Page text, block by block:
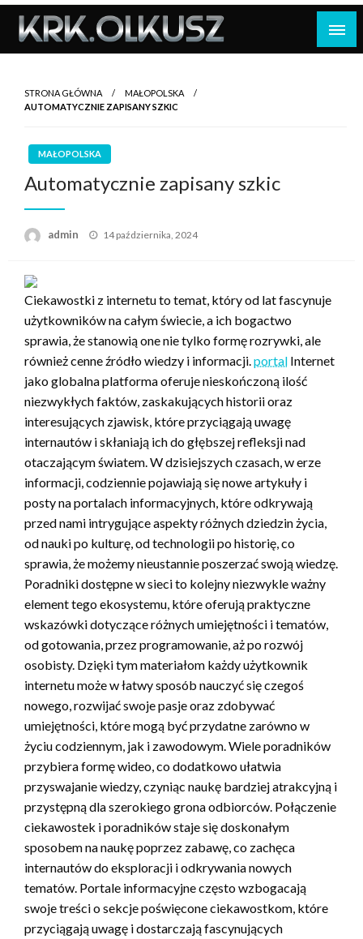
Skip
content
STRONA GŁÓWNA
MAŁOPOLSKA
AUTOMATYCZNIE ZAPISANY SZKIC
MAŁOPOLSKA
Automatycznie zapisany szkic
admin
Opublikowane
14 października, 2024
Ciekawostki z internetu to temat, który od lat fascynuje
użytkowników na całym świecie, a ich bogactwo
sprawia, że stanowią one nie tylko formę rozrywki, ale
również cenne źródło wiedzy i informacji. portal Internet
jako globalna platforma oferuje nieskończoną ilość
niezwykłych faktów, zaskakujących historii oraz
interesujących zjawisk, które przyciągają uwagę
internautów i skłaniają ich do głębszej refleksji nad
otaczającym światem. W dzisiejszych czasach, w erze
informacji, codziennie pojawiają się nowe artykuły i
posty na portalach informacyjnych, które odkrywają
przed nami intrygujące aspekty różnych dziedzin życia,
od nauki po kulturę, od technologii po historię, co
sprawia, że możemy nieustannie poszerzać swoją wiedzę.
Poradniki dostępne w sieci to kolejny niezwykle ważny
element tego ekosystemu, które oferują praktyczne
wskazówki dotyczące różnych umiejętności i tematów,
od gotowania, przez programowanie, aż po rozwój
osobisty. Dzięki tym materiałom każdy użytkownik
internetu może w łatwy sposób nauczyć się czegoś
nowego, rozwijać swoje pasje oraz zdobywać
umiejętności, które mogą być przydatne zarówno w
życiu codziennym, jak i zawodowym. Wiele poradników
przybiera formę wideo, co dodatkowo ułatwia
przyswajanie wiedzy, czyniąc naukę bardziej atrakcyjną i
przystępną dla szerokiego grona odbiorców. Połączenie
ciekawostek i poradników staje się doskonałym
sposobem na naukę poprzez zabawę, co zachęca
internautów do eksploracji i odkrywania nowych
tematów. Portale informacyjne często wzbogacają
swoje treści o sekcje poświęcone ciekawostkom, które
przyciągają uwagę i dostarczają fascynujących